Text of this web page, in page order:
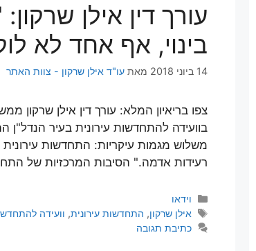
עורך דין אילן
בינוי, אף אחד לא
14 ביוני 2018 מאת עו"ד אילן שרקון - צוות האתר
צפו בריאיון המלא: עורך דין אילן שרקון
משלוש מגמות עיקריות: התחדשות עירונית
רעידות אדמה." הסיבות המרכזיות של
קטגוריות
וידאו
תגיות
אילן שרקון, התחדשות עירונית, וועידה
כתיבת תגובה